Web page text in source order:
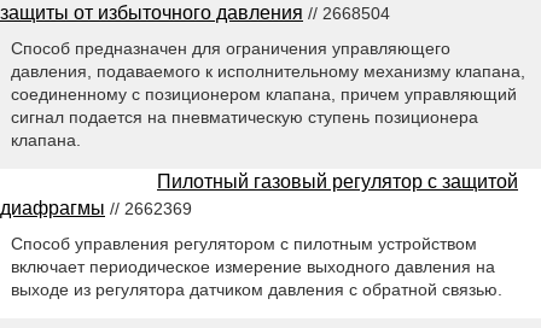
защиты от избыточного давления // 2668504
Способ предназначен для ограничения управляющего
давления, подаваемого к исполнительному механизму клапана,
соединенному с позиционером клапана, причем управляющий
сигнал подается на пневматическую ступень позиционера
клапана.
Пилотный газовый регулятор с защитой
диафрагмы // 2662369
Способ управления регулятором с пилотным устройством
включает периодическое измерение выходного давления на
выходе из регулятора датчиком давления с обратной связью.